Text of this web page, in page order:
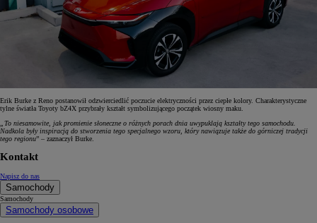
Erik Burke z Reno postanowił odzwierciedlić poczucie elektryczności przez ciepłe kolory. Charakterystyczne
tylne światła Toyoty bZ4X przybrały kształt symbolizującego początek wiosny maku.
„To niesamowite, jak promienie słoneczne o różnych porach dnia uwypuklają kształty tego samochodu.
Nadkola były inspiracją do stworzenia tego specjalnego wzoru, który nawiązuje także do górniczej tradycji
tego regionu” – zaznaczył Burke.
Kontakt
Napisz do nas
Samochody
Samochody
Samochody osobowe